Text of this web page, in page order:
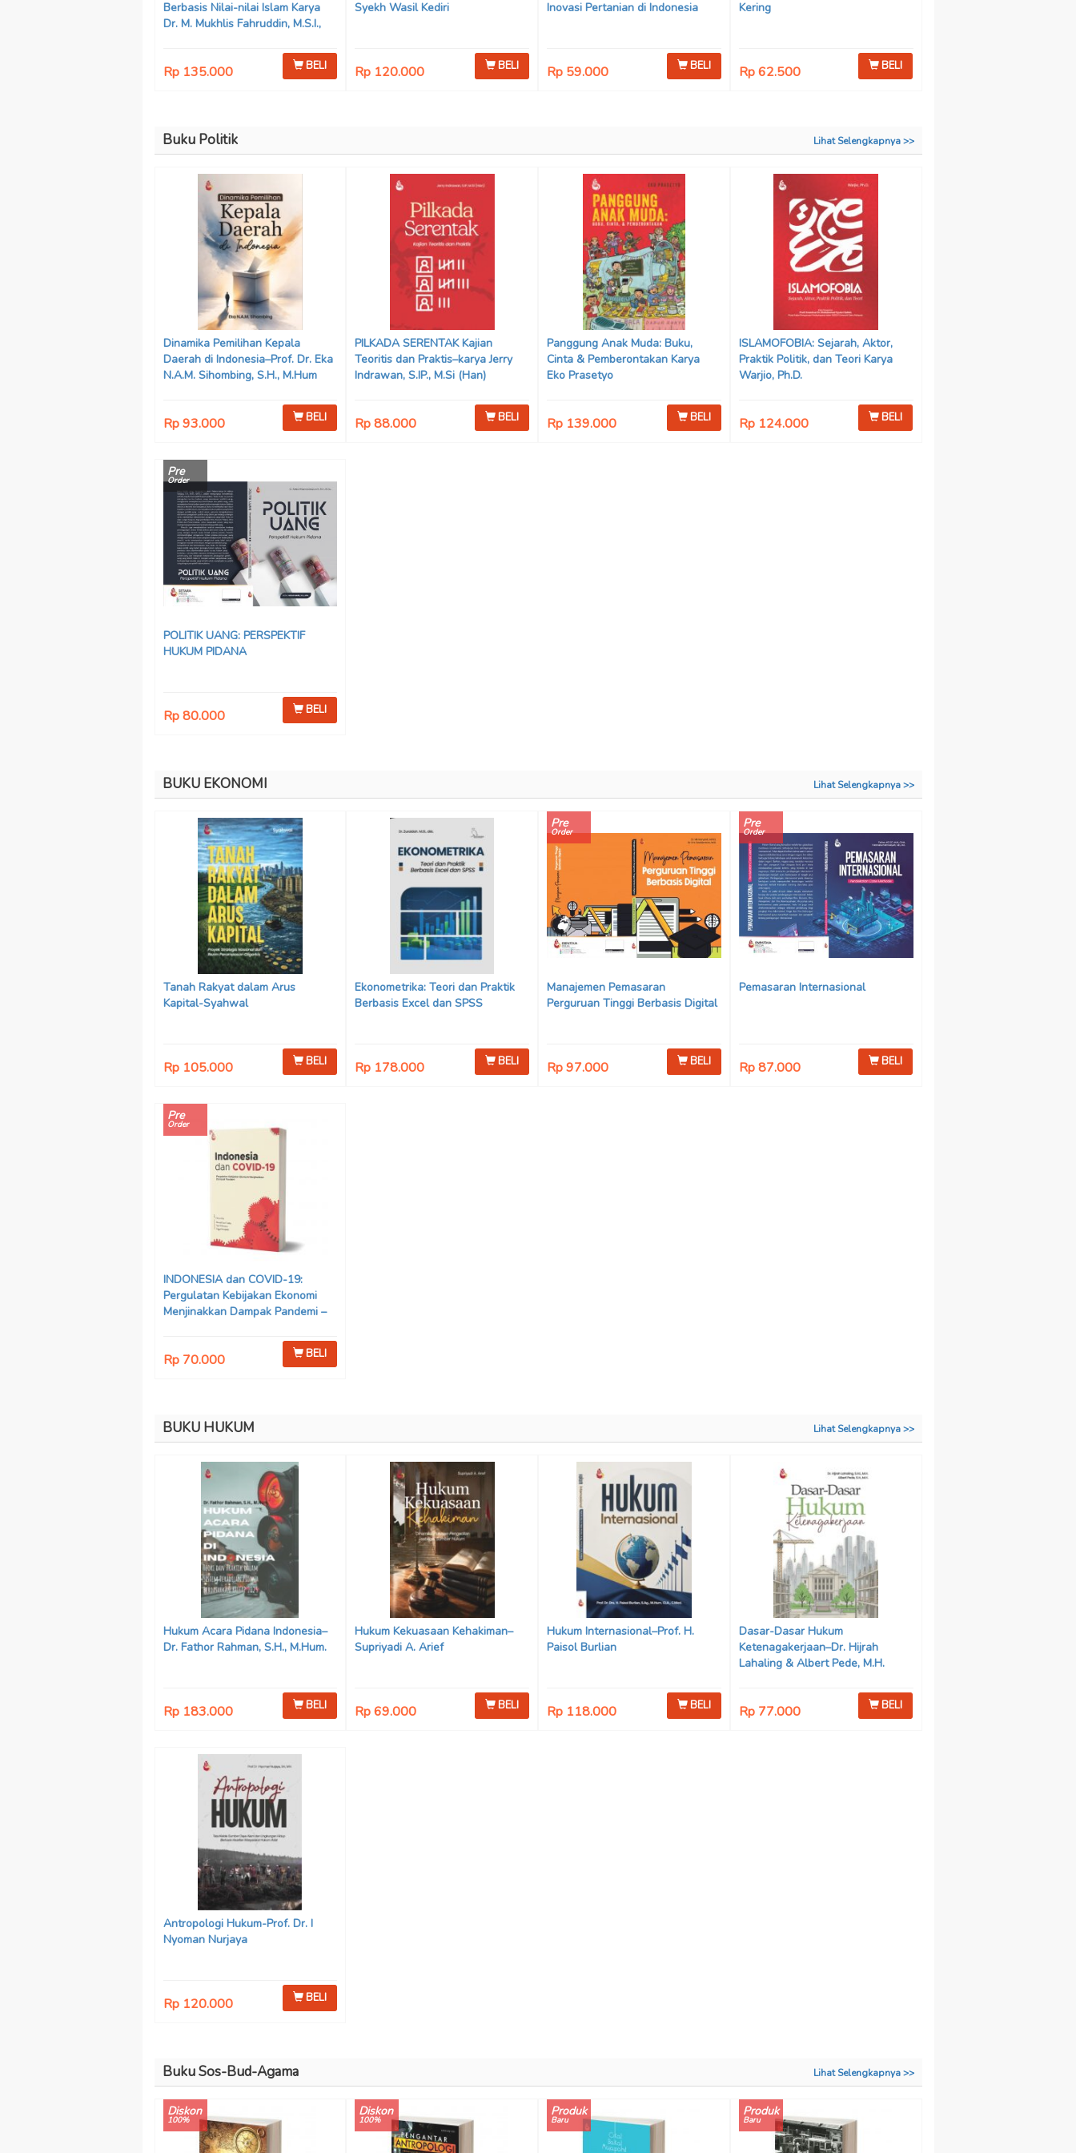
Berbasis Nilai-nilai Islam Karya
Dr. M. Mukhlis Fahruddin, M.S.I.,
Adrenal Stezen, S.H., M.H.
Rp 135.000 BELI
Syekh Wasil Kediri
Rp 120.000 BELI
Inovasi Pertanian di Indonesia
Rp 59.000 BELI
Kering
Rp 62.500 BELI
Buku Politik Lihat Selengkapnya >>
Dinamika Pemilihan Kepala
Daerah di Indonesia–Prof. Dr. Eka
N.A.M. Sihombing, S.H., M.Hum
Rp 93.000 BELI
PILKADA SERENTAK Kajian
Teoritis dan Praktis–karya Jerry
Indrawan, S.IP., M.Si (Han)
Rp 88.000 BELI
Panggung Anak Muda: Buku,
Cinta & Pemberontakan Karya
Eko Prasetyo
Rp 139.000 BELI
ISLAMOFOBIA: Sejarah, Aktor,
Praktik Politik, dan Teori Karya
Warjio, Ph.D.
Rp 124.000 BELI
Pre
Order
POLITIK UANG: PERSPEKTIF
HUKUM PIDANA
Rp 80.000 BELI
BUKU EKONOMI Lihat Selengkapnya >>
Tanah Rakyat dalam Arus
Kapital-Syahwal
Rp 105.000 BELI
Ekonometrika: Teori dan Praktik
Berbasis Excel dan SPSS
Rp 178.000 BELI
Pre
Order
Manajemen Pemasaran
Perguruan Tinggi Berbasis Digital
Rp 97.000 BELI
Pre
Order
Pemasaran Internasional
Rp 87.000 BELI
Pre
Order
INDONESIA dan COVID-19:
Pergulatan Kebijakan Ekonomi
Menjinakkan Dampak Pandemi –
Rp 70.000 BELI
BUKU HUKUM Lihat Selengkapnya >>
Hukum Acara Pidana Indonesia–
Dr. Fathor Rahman, S.H., M.Hum.
Rp 183.000 BELI
Hukum Kekuasaan Kehakiman–
Supriyadi A. Arief
Rp 69.000 BELI
Hukum Internasional–Prof. H.
Paisol Burlian
Rp 118.000 BELI
Dasar-Dasar Hukum
Ketenagakerjaan–Dr. Hijrah
Lahaling & Albert Pede, M.H.
Rp 77.000 BELI
Antropologi Hukum-Prof. Dr. I
Nyoman Nurjaya
Rp 120.000 BELI
Buku Sos-Bud-Agama Lihat Selengkapnya >>
Diskon
100%
Diskon
100%
Produk
Baru
Produk
Baru